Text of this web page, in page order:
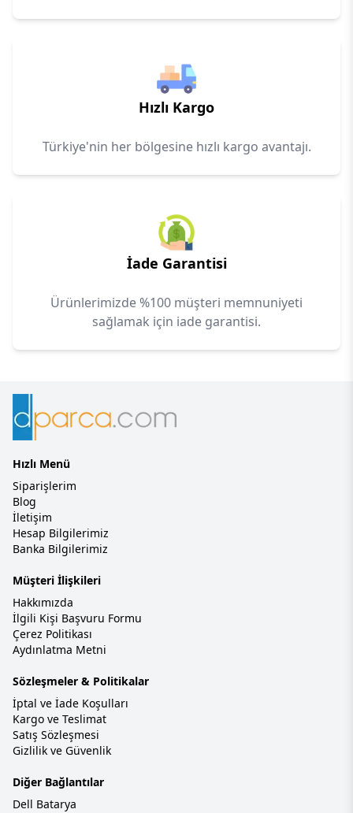
Hızlı Kargo
Türkiye'nin her bölgesine hızlı kargo avantajı.
İade Garantisi
Ürünlerimizde %100 müşteri memnuniyeti
sağlamak için iade garantisi.
Hızlı Menü
Siparişlerim
Blog
İletişim
Hesap Bilgilerimiz
Banka Bilgilerimiz
Müşteri İlişkileri
Hakkımızda
İlgili Kişi Başvuru Formu
Çerez Politikası
Aydınlatma Metni
Sözleşmeler & Politikalar
İptal ve İade Koşulları
Kargo ve Teslimat
Satış Sözleşmesi
Gizlilik ve Güvenlik
Diğer Bağlantılar
Dell Batarya